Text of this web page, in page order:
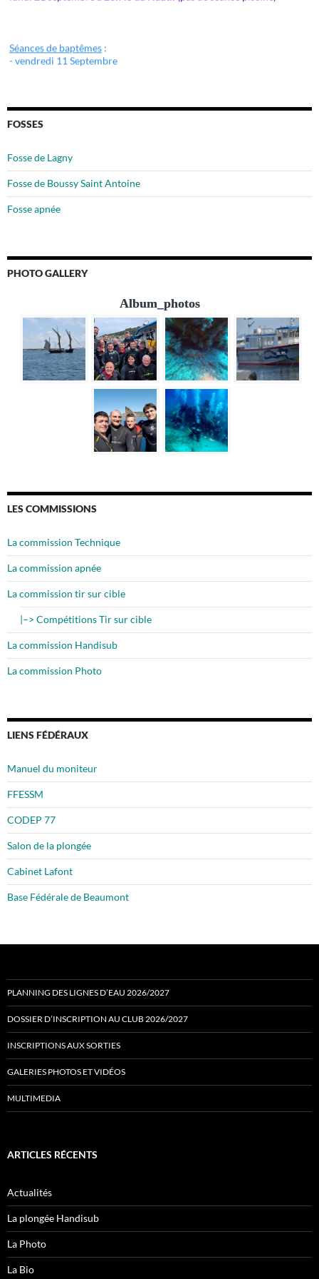
Séances de baptêmes :
- vendredi 11 Septembre
- lundi 14 Septembre
Venez nous retrouver au forum des associations deRoissy en Brie le
Samedi 5 Septembre et de Pontault-Combault le 6 Septembre 2026
FOSSES
Fosse de Lagny
Fosse de Boussy Saint Antoine
Fosse apnée
PHOTO GALLERY
Album_photos
LES COMMISSIONS
La commission Technique
La commission apnée
La commission tir sur cible
|–> Compétitions Tir sur cible
La commission Handisub
La commission Photo
LIENS FÉDÉRAUX
Manuel du moniteur
FFESSM
CODEP 77
Salon de la plongée
Cabinet Lafont
Base Fédérale de Beaumont
PLANNING DES LIGNES D’EAU 2026/2027
DOSSIER D’INSCRIPTION AU CLUB 2026/2027
INSCRIPTIONS AUX SORTIES
GALERIES PHOTOS ET VIDÉOS
MULTIMEDIA
ARTICLES RÉCENTS
Actualités
La plongée Handisub
La Photo
La Bio